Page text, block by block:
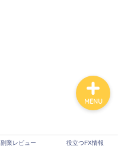
副業レビュー 役立つFX情報
MENU